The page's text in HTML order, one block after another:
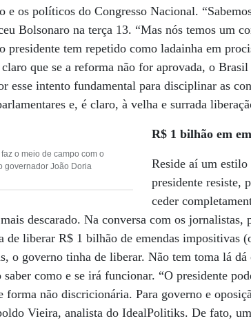
e os políticos do Congresso Nacional.
Bolsonaro na terça 13. “Mas nós temos um
presidente tem repetido como ladainha em
que se a reforma não for aprovada, o
esse intento fundamental para disciplinar as
e, é claro, à velha e surrada
o meio de campo com o
governador João Doria
R$ 1 bilhão em
Reside aí um
presidente resiste,
ceder
descarado. Na conversa com os
de liberar R$ 1 bilhão de emendas impositivas
o governo tinha de liberar. Não tem toma lá
como e se irá funcionar. “O presidente
não discricionária. Para governo e
Vieira, analista do IdealPolitiks. De fato,